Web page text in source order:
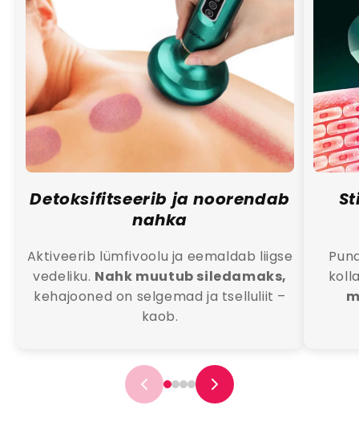
Detoksifitseerib ja noorendab
nahka
Aktiveerib lümfivoolu ja eemaldab liigse
vedeliku. Nahk muutub siledamaks,
kehajooned on selgemad ja tselluliit –
kaob.
Kas soovite võita
SheGlow kingitust? 🎁
Täna saavad 3 klienti tagasi kogu
tasutud summa